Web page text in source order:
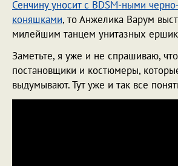
Сенчину уносит с BDSM-ными
коняшками, то Анжелика Варум
милейшим танцем унитазных
Заметьте, я уже и не спрашиваю,
постановщики и костюмеры,
выдумывают. Тут уже и так все